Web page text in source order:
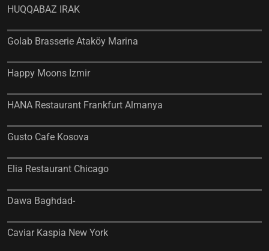
HUQQABAZ IRAK
Golab Brasserie Ataköy Marina
Happy Moons Izmir
HANA Restaurant Frankfurt Almanya
Gusto Cafe Kosova
Elia Restaurant Chicago
Dawa Baghdad-
Caviar Kaspia New York